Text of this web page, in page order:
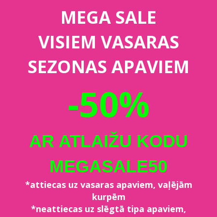
MEGA SALE
VISIEM VASARAS
SEZONAS APAVIEM
-50%
AR ATLAIŽU KODU
MEGASALE50
*attiecas uz vasaras apaviem, vaļējām
kurpēm
*neattiecas uz slēgtā tipa apaviem,